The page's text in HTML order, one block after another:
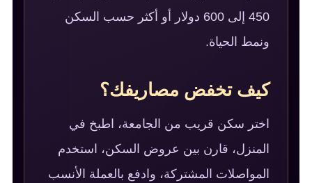
450 إلى 600 دولار أو أكثر حسب السكن
ونمط الحياة.
كيف تخفض مصاريفك؟
اختر سكن قريب من الجامعة، اطبخ في
المنزل، قارن بين عروض السكن، استخدم
المواصلات المشتركة، وادفع بالعملة الأنسب